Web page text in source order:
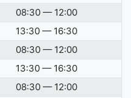
08:30 — 12:00
13:30 — 16:30
08:30 — 12:00
13:30 — 16:30
08:30 — 12:00